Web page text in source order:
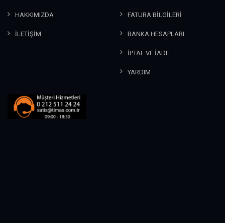
HAKKIMIZDA
İLETİŞİM
FATURA BİLGİLERİ
BANKA HESAPLARI
İPTAL VE İADE
YARDIM